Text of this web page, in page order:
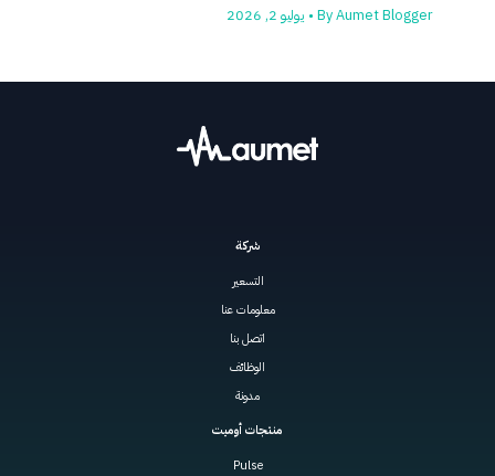
ByAumet Blogger
• يوليو 2, 2026
شركة
التسعير
معلومات عنا
اتصل بنا
الوظائف
مدونة
منتجات أوميت
Pulse